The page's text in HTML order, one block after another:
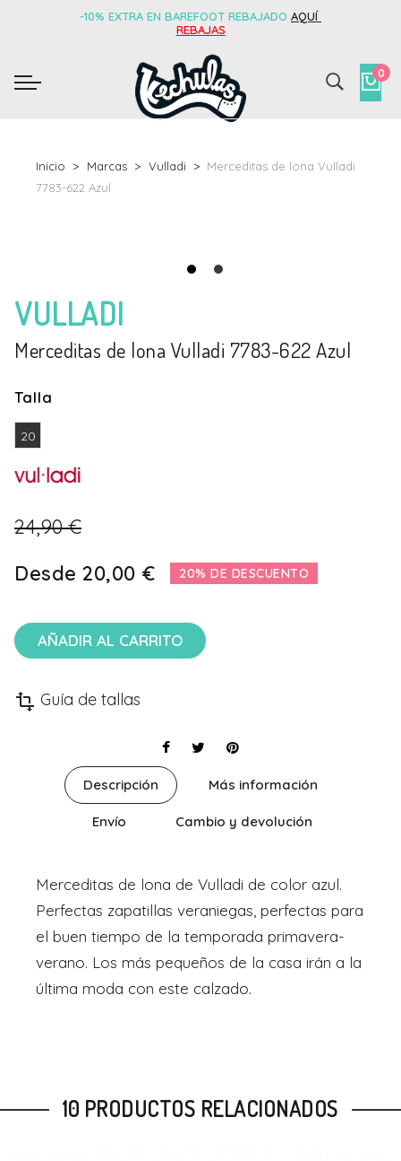
-10% EXTRA EN BAREFOOT REBAJADO AQUÍ
REBAJAS
0
Inicio Marcas Vulladi
Merceditas de lona Vulladi
7783-622 Azul
VULLADI
Merceditas de lona Vulladi 7783-622 Azul
Talla
20
24,90 €
Desde 20,00 € 20% DE DESCUENTO
AÑADIR AL CARRITO
transform Guía de tallas
Descripción Más información
Envío Cambio y devolución
Merceditas de lona de Vulladi de color azul.
Perfectas zapatillas veraniegas, perfectas para
el buen tiempo de la temporada primavera-
verano. Los más pequeños de la casa irán a la
última moda con este calzado.
10 PRODUCTOS RELACIONADOS